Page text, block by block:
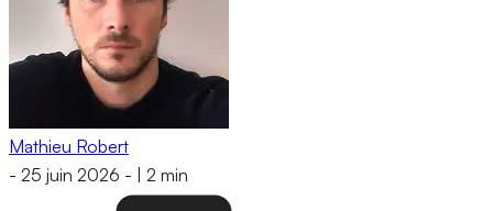
Mathieu Robert
- 25 juin 2026 - 2 min